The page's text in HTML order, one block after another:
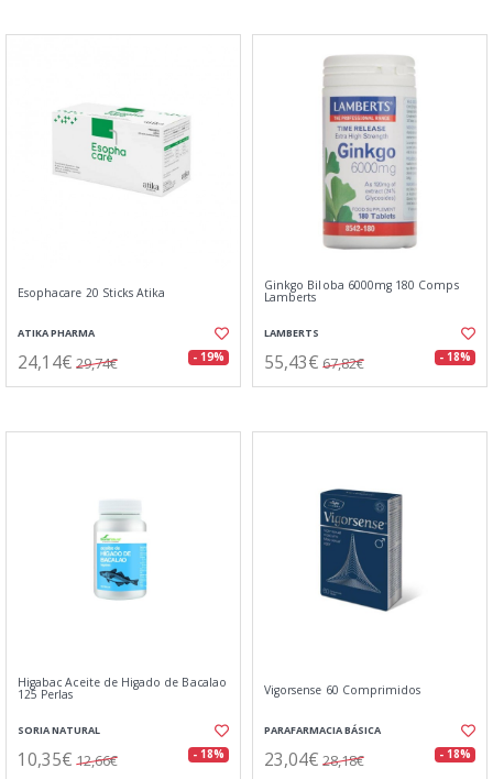
Esophacare 20 Sticks Atika
ATIKA PHARMA
24,14€ 29,74€ - 19%
Ginkgo Biloba 6000mg 180 Comps
Lamberts
LAMBERTS
55,43€ 67,82€ - 18%
Higabac Aceite de Higado de Bacalao
125 Perlas
SORIA NATURAL
10,35€ 12,66€ - 18%
Vigorsense 60 Comprimidos
PARAFARMACIA BÁSICA
23,04€ 28,18€ - 18%